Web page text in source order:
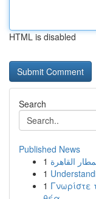
HTML is disabled
Search
Published News
1 القاهرة
1
1 Γνωρίστε